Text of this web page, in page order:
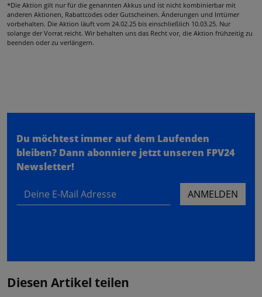
*Die Aktion gilt nur für die genannten Akkus und ist nicht kombinierbar mit
anderen Aktionen, Rabattcodes oder Gutscheinen. Änderungen und Irrtümer
vorbehalten. Die Aktion läuft vom 24.02.25 bis einschließlich 10.03.25. Nur
solange der Vorrat reicht. Wir behalten uns das Recht vor, die Aktion frühzeitig zu
beenden oder zu verlängern.
Du möchtest immer auf dem Laufenden
bleiben? Dann abonniere jetzt unseren FPV24
Newsletter!
Deine E-Mail Adresse
ANMELDEN
Diesen Artikel teilen